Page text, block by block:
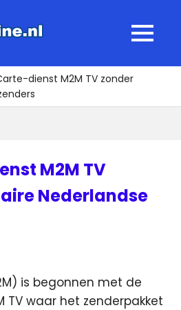
MENU
dienst M2M TV zonder
M2M TV
Nederlandse
is begonnen met de
TV waar het zenderpakket